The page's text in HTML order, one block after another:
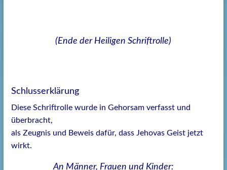
(Ende der Heiligen Schriftrolle)
Schlusserklärung
Diese Schriftrolle wurde in Gehorsam verfasst und
überbracht,
als Zeugnis und Beweis dafür, dass Jehovas Geist jetzt
wirkt.
An Männer, Frauen und Kinder: